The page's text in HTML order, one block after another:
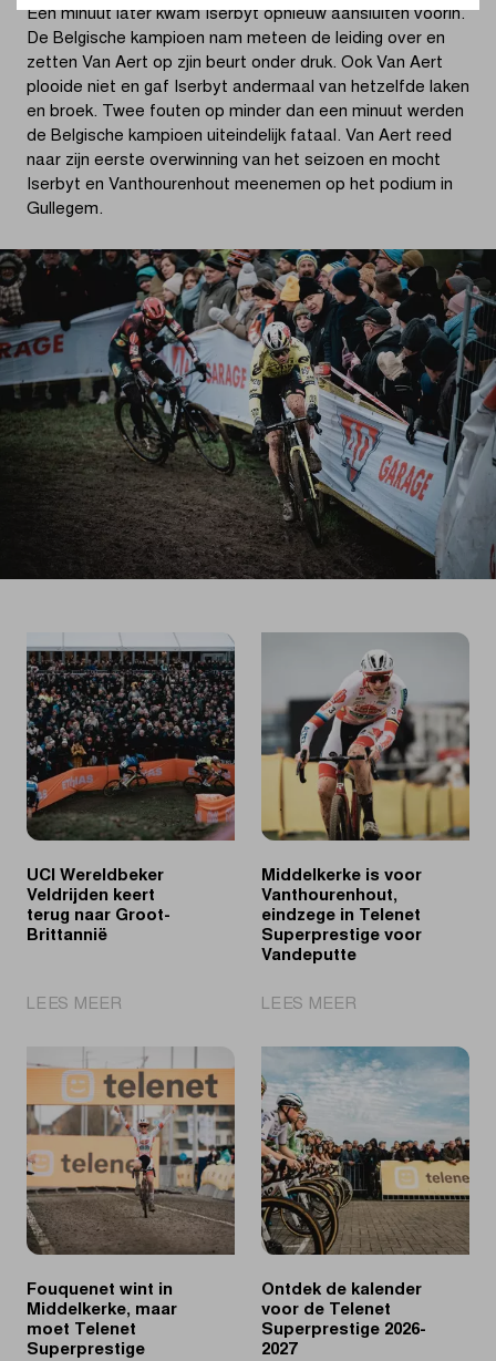
Een minuut later kwam Iserbyt opnieuw aansluiten voorin.
De Belgische kampioen nam meteen de leiding over en
zetten Van Aert op zjin beurt onder druk. Ook Van Aert
plooide niet en gaf Iserbyt andermaal van hetzelfde laken
en broek. Twee fouten op minder dan een minuut werden
de Belgische kampioen uiteindelijk fataal. Van Aert reed
naar zijn eerste overwinning van het seizoen en mocht
Iserbyt en Vanthourenhout meenemen op het podium in
Gullegem.
UCI Wereldbeker
Veldrijden keert
terug naar Groot-
Brittannië
LEES MEER
Wereldbeker
Veldrijden
keert
terug
naar
Groot-
Brittannië
Middelkerke is voor
Vanthourenhout,
eindzege in Telenet
Superprestige voor
Vandeputte
LEES MEER
is
voor
Vanthourenhout,
in
Telenet
Superprestige
voor
Vandeputte
Fouquenet wint in
Middelkerke, maar
moet Telenet
Superprestige
Ontdek de kalender
voor de Telenet
Superprestige 2026-
2027